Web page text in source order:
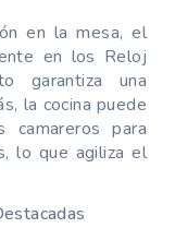
en la mesa, el
en los Reloj
garantiza una
la cocina puede
camareros para
lo que agiliza el